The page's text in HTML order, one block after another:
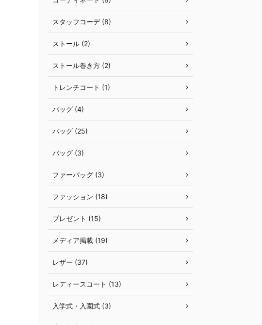
スタッフコーデ (8)
ストール (2)
ストール巻き方 (2)
トレンチコート (1)
バッグ (4)
バッグ (25)
バッグ (3)
ファーバッグ (3)
ファッション (18)
プレゼント (15)
メディア掲載 (19)
レザー (37)
レディースコート (13)
入学式・入園式 (3)